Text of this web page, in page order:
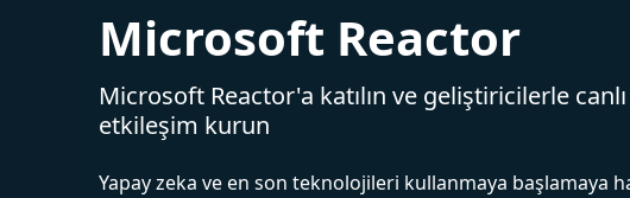
Microsoft Reactor
Microsoft Reactor'a katılın ve geliştiricilerle canlı
etkileşim kurun
Yapay zeka ve en son teknolojileri kullanmaya başlamaya